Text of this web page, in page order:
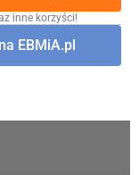
inne korzyści!
EBMiA.pl